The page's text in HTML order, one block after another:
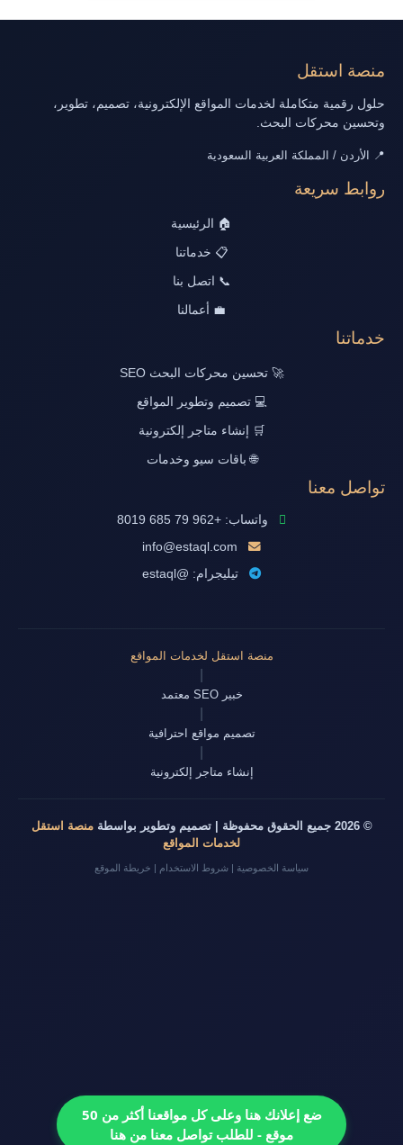
منصة استقل
حلول رقمية متكاملة لخدمات المواقع الإلكترونية، تصميم، تطوير،
وتحسين محركات البحث.
📍 الأردن / المملكة العربية السعودية
روابط سريعة
🏠 الرئيسية
📋 خدماتنا
📞 اتصل بنا
💼 أعمالنا
خدماتنا
🚀 تحسين محركات البحث SEO
💻 تصميم وتطوير المواقع
🛒 إنشاء متاجر إلكترونية
🌐 باقات سيو وخدمات
تواصل معنا
واتساب: +962 79 685 8019
info@estaql.com
تيليجرام: @estaql
منصة استقل لخدمات المواقع
خبير SEO معتمد
تصميم مواقع احترافية
إنشاء متاجر إلكترونية
© 2026 جميع الحقوق محفوظة | تصميم وتطوير بواسطة
منصة استقل
لخدمات المواقع
سياسة الخصوصية | شروط الاستخدام | خريطة الموقع
ضع إعلانك هنا وعلى كل مواقعنا أكثر من 50
موقع - للطلب تواصل معنا من هنا